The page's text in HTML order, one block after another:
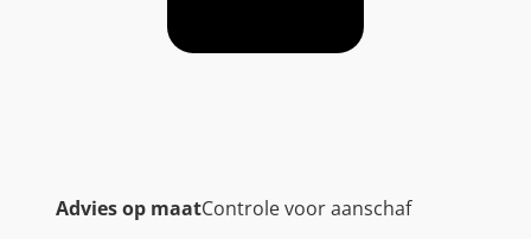
Advies op maatControle voor aanschaf